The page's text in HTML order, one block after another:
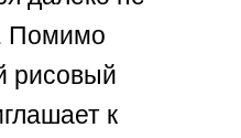
Помимо
рисовый
к